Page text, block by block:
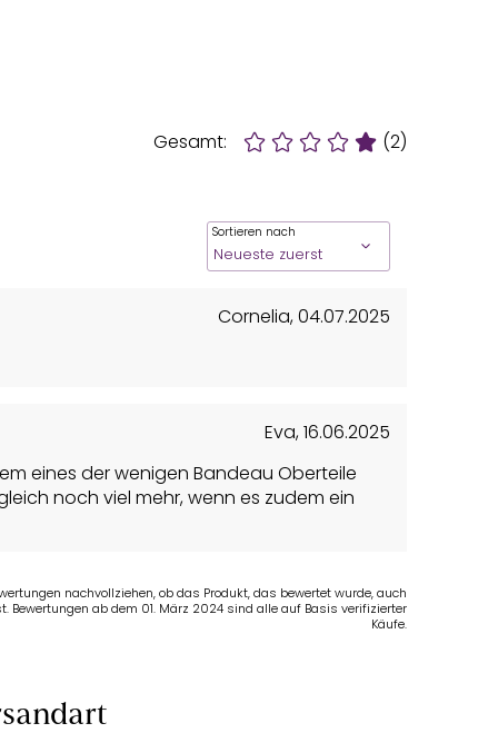
Gesamt: (2)
Sortieren nach
Cornelia,04.07.2025
Eva,16.06.2025
eines der wenigen Bandeau Oberteile
noch viel mehr, wenn es zudem ein
nachvollziehen, ob das Produkt, das bewertet wurde, auch
Bewertungen ab dem 01. März 2024 sind alle auf Basis verifizierter
Käufe.